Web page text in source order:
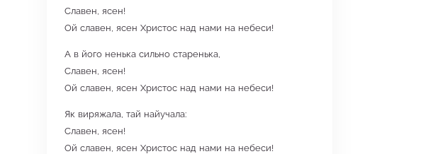
Славен, ясен!
Ой славен, ясен Христос над нами на небеси!
А в його ненька сильно старенька,
Славен, ясен!
Ой славен, ясен Христос над нами на небеси!
Як виряжала, тай найучала:
Славен, ясен!
Ой славен, ясен Христос над нами на небеси!